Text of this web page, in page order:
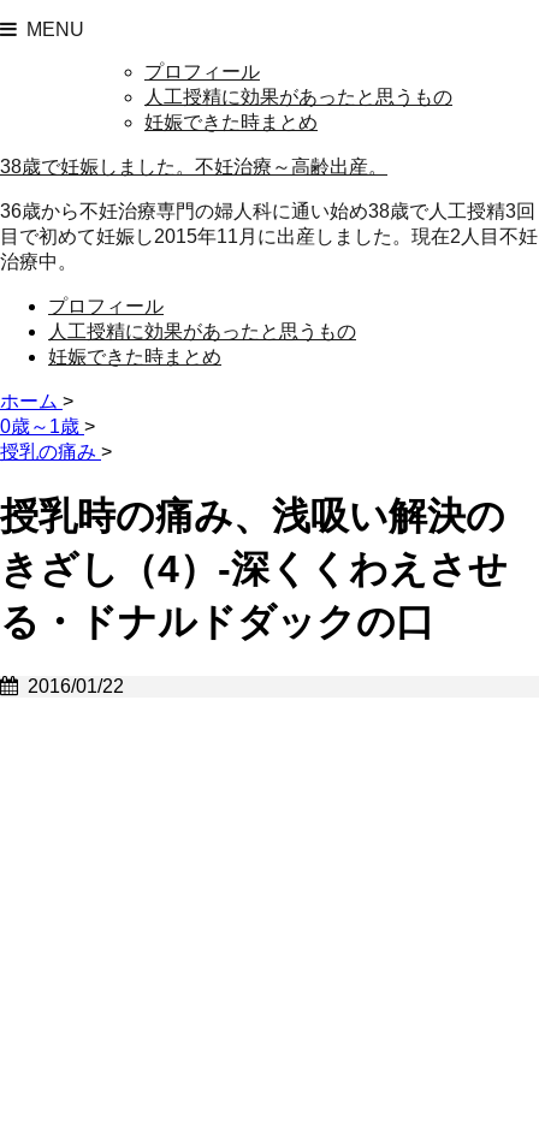
MENU
プロフィール
人工授精に効果があったと思うもの
妊娠できた時まとめ
38歳で妊娠しました。不妊治療～高齢出産。
36歳から不妊治療専門の婦人科に通い始め38歳で人工授精3回
目で初めて妊娠し2015年11月に出産しました。現在2人目不妊
治療中。
プロフィール
人工授精に効果があったと思うもの
妊娠できた時まとめ
ホーム >
0歳～1歳 >
授乳の痛み >
授乳時の痛み、浅吸い解決の
きざし（4）-深くくわえさせ
る・ドナルドダックの口
2016/01/22